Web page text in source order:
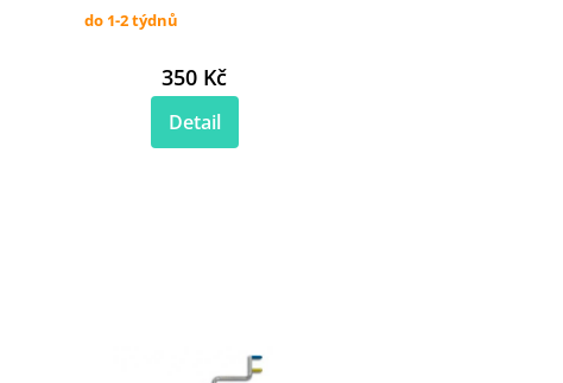
do 1-2 týdnů
350 Kč
Detail